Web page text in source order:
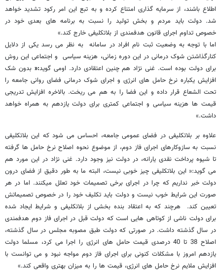
اطلاع باشند، از سرمایه گذاری امتناع کرده و به تبع این امر رکود تشدید خواهد
شد. دولت باید مردم و بخش تولید را نسبت به برنامه های بعدی خود در
خصوص تداوم اجرای قانون هدفمندی از بلاتکلیفی خارج کند.»
اما با توجه به وضعیت ثبت نام افراد در سامانه به نظر می رسد یکی از دلایل
کنارگذاشتن شوک درمانی در این دوره زمانی، هزینه سیاسی و اجتماعی این روش
برای دولت بوده است. غنی نژاد هم چنین اعتقادی دارد. اومی گوید:« بدون شک
افزایش یکباره نرخ حامل های انرژی و اجرای شوک درمانی فضای روانی جامعه را
تحت الشعاع قرار داده و این فضا را به هم می ریخت. بالاخره افزایش تدریجی
قیمت ها هزینه سیاسی و اجتماعی کمتری برای دولت یازدهم به همراه خواهد
داشت.»
علاوه بر بلاتکلیفی در فضای عمومی جامعه، احساس می شود که این بلاتکلیفی
نسبت به سازوکارهای اجرای فاز دوم، از موضوع نحوه اصلاح نرخ حامل ها گرفته
تا شیوه پرداخت نقدی یارانه، در دولت نیز وجود دارد. غنی نژاد در این مورد هم
می گوید:« این بلاتکلیفی چیز خوبی نیست، البته ما به طور دقیق از فضای درون
دولت خبر نداریم که چرا در اجرای برخی تصمیمات خود تعلل میکنند. اما در هر
صورت این شرایط خوب نیست و دولت باید تکلیف خود را در خصوص تصمیماتش
تعیین کند. هرچند که به اعتقاد بنده بخشی از بلاتکلیفی و شرایط ایجاد شده
برای دولت ناشی از کوتاهی هایی است که دولت قبل در اجرای فاز دوم هدفمندی
در سال گذشته داشت. در صورتی که دولت طبق مصوبه مجلس در سال گذشته،
اصلاح 38 تا 40 درصدی قیمت حامل های انرژی را اجرا می کرد، مسلما دولت
یازدهم امروز با مشکلات کنونی برای اجرای فاز دوم مواجه نبود و می توانست با
افزایش ملایم نرخ حامل های انرژی، قیمت ها را به میزان بهتری واقعی کند.»